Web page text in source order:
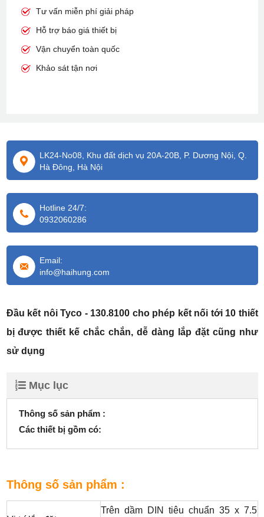
Tư vấn miễn phí giải pháp
Hỗ trợ báo giá thiết bị
Vận chuyển toàn quốc
Khảo sát tận nơi
LK24-No08, Khu đất dịch vụ 20A-20B, P. Dương Nội, Q.
Hà Đông, Hà Nội
Hotline 24/7:
0932060286
Email:
info@haihung.com
Đầu kết nôi Tyco - 130.8100 cho phép kết nối tới 10 thiết
bị được thiết kế chắc chắn, dễ dàng lắp đặt cũng như
sử dụng
Mục lục
Thông số sản phẩm :
Các thiết bị gồm có:
Thông số sản phẩm :
Trên dầm DIN tiêu chuẩn 35 x 7.5